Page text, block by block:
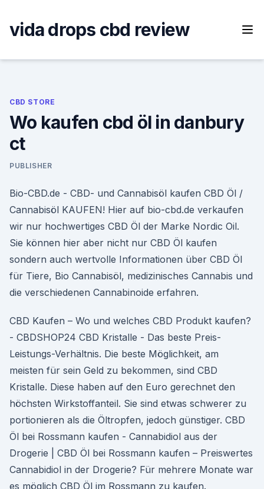
content
vida drops cbd review
CBD STORE
Wo kaufen cbd öl in danbury
ct
PUBLISHER
Bio-CBD.de - CBD- und Cannabisöl kaufen CBD Öl /
Cannabisöl KAUFEN! Hier auf bio-cbd.de verkaufen
wir nur hochwertiges CBD Öl der Marke Nordic Oil.
Sie können hier aber nicht nur CBD Öl kaufen
sondern auch wertvolle Informationen über CBD Öl
für Tiere, Bio Cannabisöl, medizinisches Cannabis und
die verschiedenen Cannabinoide erfahren.
CBD Kaufen – Wo und welches CBD Produkt kaufen?
- CBDSHOP24 CBD Kristalle - Das beste Preis-
Leistungs-Verhältnis. Die beste Möglichkeit, am
meisten für sein Geld zu bekommen, sind CBD
Kristalle. Diese haben auf den Euro gerechnet den
höchsten Wirkstoffanteil. Sie sind etwas schwerer zu
portionieren als die Öltropfen, jedoch günstiger. CBD
Öl bei Rossmann kaufen - Cannabidiol aus der
Drogerie | CBD Öl bei Rossmann kaufen – Preiswertes
Cannabidiol in der Drogerie? Für mehrere Monate war
es möglich CBD Öl im Rossmann zu kaufen.